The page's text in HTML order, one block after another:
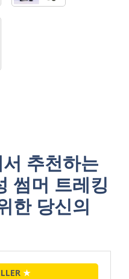
추천하는
썸머 트레킹
한 당신의
★